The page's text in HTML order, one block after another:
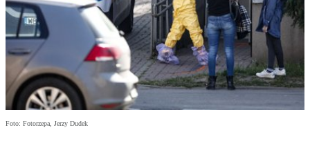
Foto: Fotorzepa, Jerzy Dudek